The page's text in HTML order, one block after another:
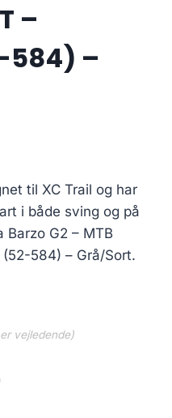
–
584) –
til XC Trail og har
i både sving og på
G2 – MTB
584) – Grå/Sort.
vejledende)